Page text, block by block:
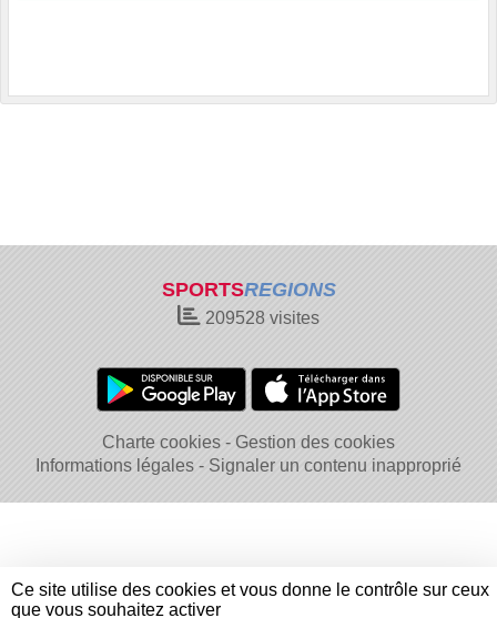
SPORTSREGIONS
209528 visites
Charte cookies
Gestion des cookies
Informations légales
Signaler un contenu inapproprié
Ce site utilise des cookies et vous donne le contrôle sur ceux
que vous souhaitez activer